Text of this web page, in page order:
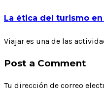
La ética del turismo
Viajar es una de las
Post a Comment
Tu dirección de correo